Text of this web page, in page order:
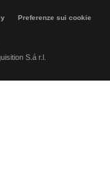
Preferenze sui cookie
S.á r.l.